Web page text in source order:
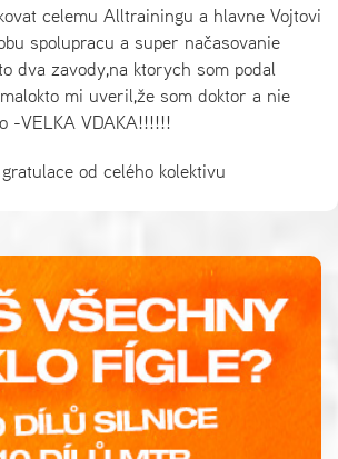
celemu Alltrainingu a hlavne Vojtovi
spolupracu a super načasovanie
dva zavody,na ktorych som podal
mi uveril,že som doktor a nie
-VELKA VDAKA!!!!!!
od celého kolektivu